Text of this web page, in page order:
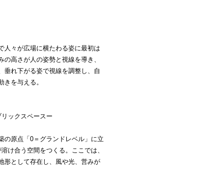
人々が広場に横たわる姿に最初は
高さが人の姿勢と視線を導き、
垂れ下がる姿で視線を調整し、自
を与える。
ックスペースー
の原点「0＝グランドレベル」に立
け合う空間をつくる。ここでは、
形として存在し、風や光、営みが